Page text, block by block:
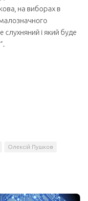
на виборах в
слухняний і який буде
Олексій Пушков